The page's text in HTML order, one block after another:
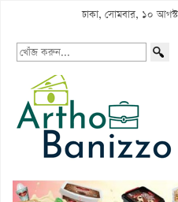
ঢাকা, সোমবার, ১০